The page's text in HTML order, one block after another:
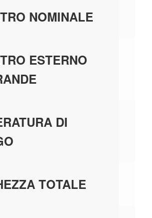
NOMINALE
ESTERNO
DI
TOTALE